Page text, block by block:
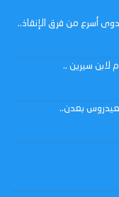
أسرع من فرق الإنقاذ..
لابن سيرين ..
بعدن..